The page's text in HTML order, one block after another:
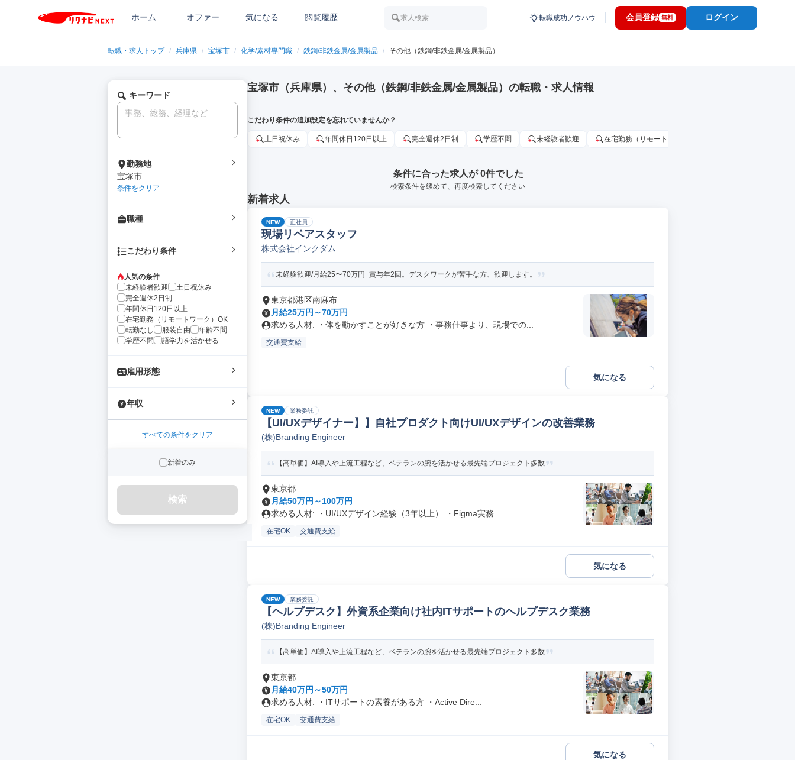
ホーム オファー 気になる 閲覧履歴 求人検索 転職成功ノウハウ 会員登録 無料 ログイン
転職・求人トップ / 兵庫県 / 宝塚市 / 化学/素材専門職 / 鉄鋼/非鉄金属/金属製品 / その他（鉄鋼/非鉄金属/金属製品）
キーワード
勤務地
宝塚市
条件をクリア
職種
こだわり条件
人気の条件
未経験者歓迎
土日祝休み
完全週休2日制
年間休日120日以上
在宅勤務（リモートワーク）OK
転勤なし
服装自由
年齢不問
学歴不問
語学力を活かせる
雇用形態
年収
すべての条件をクリア
新着のみ
検索
宝塚市（兵庫県）、その他（鉄鋼/非鉄金属/金属製品）の転職・求人情報
こだわり条件の追加設定を忘れていませんか？
土日祝休み 年間休日120日以上 完全週休2日制 学歴不問 未経験者歓迎 在宅勤務（リモートワーク）OK
条件に合った求人が 0件でした
検索条件を緩めて、再度検索してください
新着求人
NEW 正社員
現場リペアスタッフ
株式会社インクダム
未経験歓迎/月給25〜70万円+賞与年2回。デスクワークが苦手な方、歓迎します。
東京都港区南麻布
月給25万円～70万円
求める人材: ・体を動かすことが好きな方 ・事務仕事より、現場での...
交通費支給
気になる
NEW 業務委託
【UI/UXデザイナー】】自社プロダクト向けUI/UXデザインの改善業務
(株)Branding Engineer
【高単価】AI導入や上流工程など、ベテランの腕を活かせる最先端プロジェクト多数
東京都
月給50万円～100万円
求める人材: ・UI/UXデザイン経験（3年以上） ・Figma実務...
在宅OK 交通費支給
気になる
NEW 業務委託
【ヘルプデスク】外資系企業向け社内ITサポートのヘルプデスク業務
(株)Branding Engineer
【高単価】AI導入や上流工程など、ベテランの腕を活かせる最先端プロジェクト多数
東京都
月給40万円～50万円
求める人材: ・ITサポートの素養がある方 ・Active Dire...
在宅OK 交通費支給
気になる